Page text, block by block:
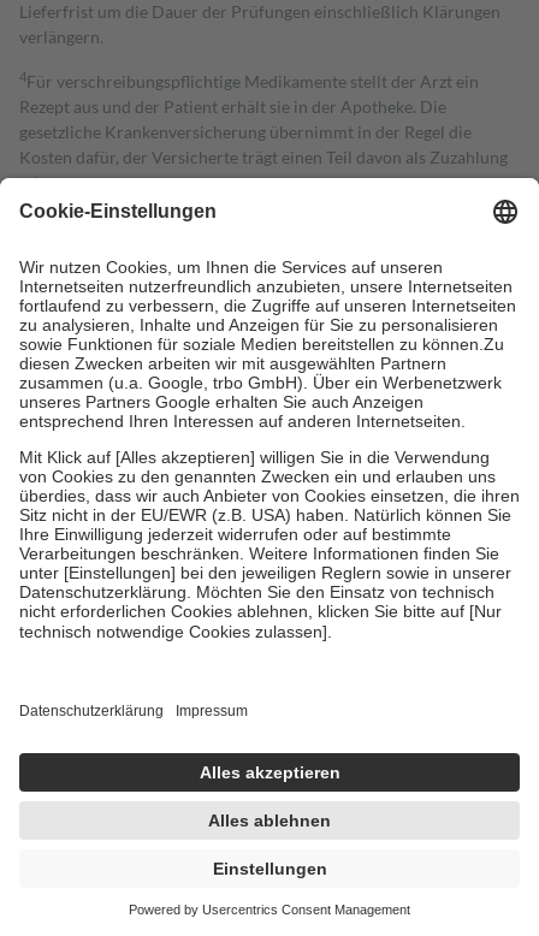
Lieferfrist um die Dauer der Prüfungen einschließlich Klärungen
verlängern.
4Für verschreibungspflichtige Medikamente stellt der Arzt ein
Rezept aus und der Patient erhält sie in der Apotheke. Die
gesetzliche Krankenversicherung übernimmt in der Regel die
Kosten dafür, der Versicherte trägt einen Teil davon als Zuzahlung
mit.
Grundsätzlich leisten Mitglieder Zuzahlungen in Höhe von zehn
höchstens zehn Euro.
Es sind jedoch nie mehr als die tatsächlichen
Kosten der Leistung zu entrichten.
Diese Regeln gelten grundsätzlich auch für Online-Apotheken.
Bei Heilmitteln und häuslicher Krankenpflege beträgt die
Zuzahlung zehn Prozent der Kosten sowie zehn Euro je
Verordnung.
Um das Engagement der Versicherten für ihre eigene Gesundheit zu
stärken und die besondere Stellung der Familie zu unterstützen,
fallenkeine Zuzahlungenan bei:
• Kindern und Jugendlichen bis zum vollendeten 18. Lebensjahr
mit Ausnahme der Fahrkosten
• Untersuchungen zur Vorsorge und Früherkennung, die von der
GKV getragen werden
• empfohlenen Schutzimpfungen
• Harn- und Blutteststreifen
getroffen, um sicherzustellen, dass es sich um echte Bewertungen
https://help.etrusted.com/hc/de/articles/4419944605341
Einige Bilder und Inhalte wurden unter Zuhilfenahme künstlicher